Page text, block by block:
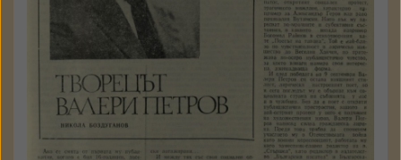
стр. 23 - 24
Държател: Институт за
литература - БАН
КЪМ ТЕКСТА